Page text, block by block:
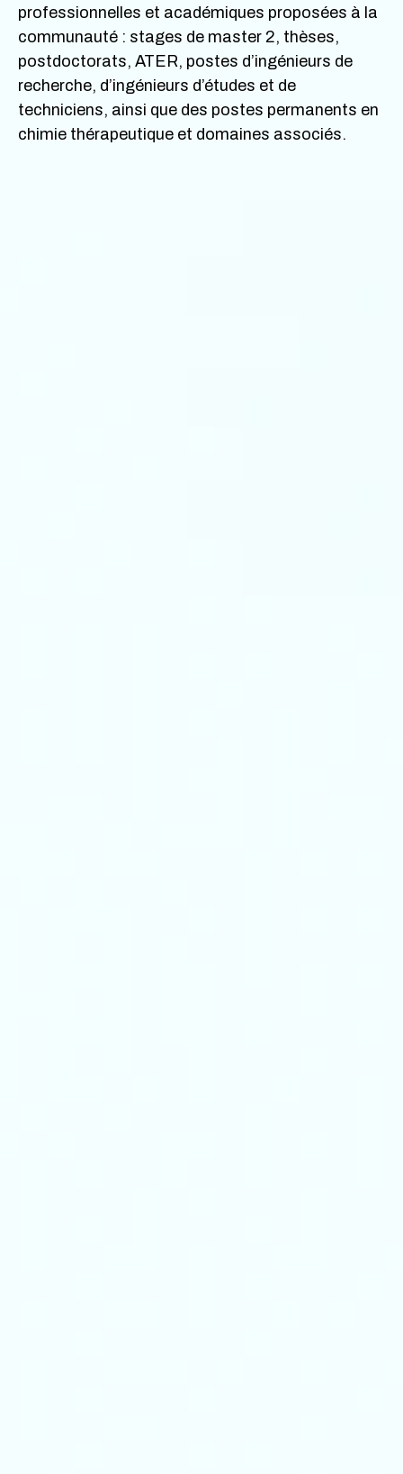
professionnelles et académiques proposées à la
communauté : stages de master 2, thèses,
postdoctorats, ATER, postes d’ingénieurs de
recherche, d’ingénieurs d’études et de
techniciens, ainsi que des postes permanents en
chimie thérapeutique et domaines associés.